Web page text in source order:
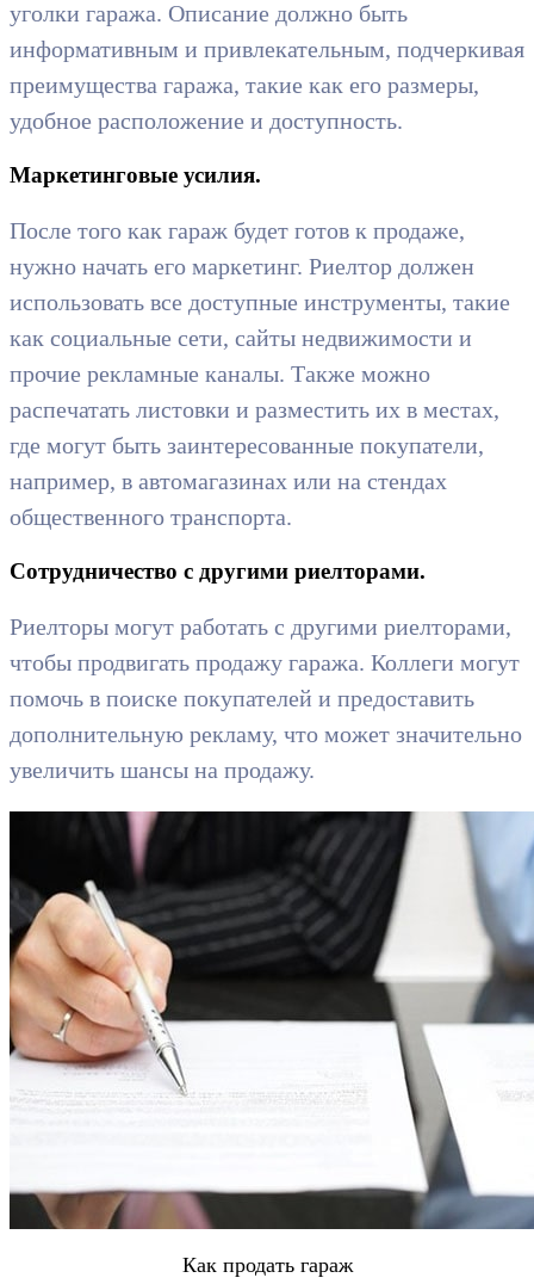
уголки гаража. Описание должно быть
информативным и привлекательным, подчеркивая
преимущества гаража, такие как его размеры,
удобное расположение и доступность.
Маркетинговые усилия.
После того как гараж будет готов к продаже,
нужно начать его маркетинг. Риелтор должен
использовать все доступные инструменты, такие
как социальные сети, сайты недвижимости и
прочие рекламные каналы. Также можно
распечатать листовки и разместить их в местах,
где могут быть заинтересованные покупатели,
например, в автомагазинах или на стендах
общественного транспорта.
Сотрудничество с другими риелторами.
Риелторы могут работать с другими риелторами,
чтобы продвигать продажу гаража. Коллеги могут
помочь в поиске покупателей и предоставить
дополнительную рекламу, что может значительно
увеличить шансы на продажу.
Как продать гараж